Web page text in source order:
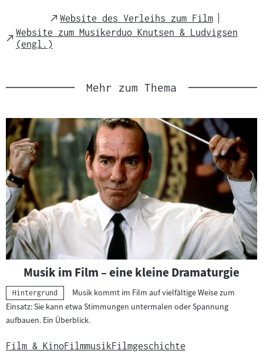
External
Link
Website des Verleihs zum Film
External
Link
Website zum Musikerduo Knutsen & Ludvigsen
(engl.)
Mehr zum Thema
Musik im Film – eine kleine Dramaturgie
Kategorie:
Hintergrund
Musik kommt im Film auf vielfältige Weise zum
Einsatz: Sie kann etwa Stimmungen untermalen oder Spannung
aufbauen. Ein Überblick.
Film & KinoFilmmusikFilmgeschichte